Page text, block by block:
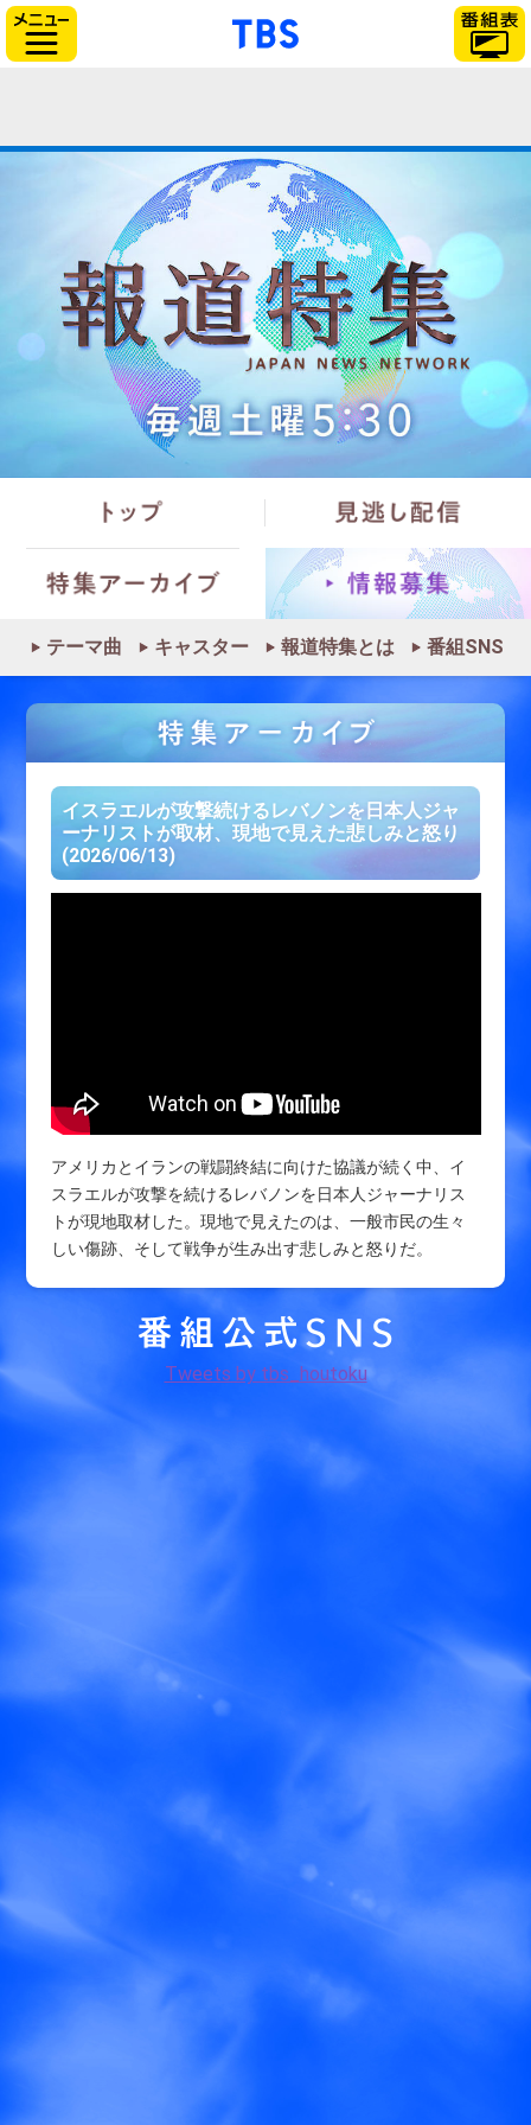
「TBSテレビ」トップ
テーマ曲 キャスター 報道特集とは 番組SNS
イスラエルが攻撃続けるレバノンを日本人ジャ
ーナリストが取材、現地で見えた悲しみと怒り
(2026/06/13)
アメリカとイランの戦闘終結に向けた協議が続く中、イ
スラエルが攻撃を続けるレバノンを日本人ジャーナリス
トが現地取材した。現地で見えたのは、一般市民の生々
しい傷跡、そして戦争が生み出す悲しみと怒りだ。
Tweets by tbs_houtoku